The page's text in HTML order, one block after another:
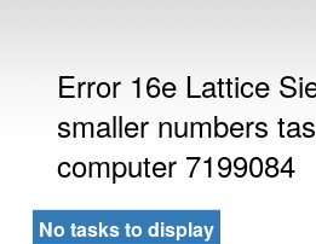
Error 16e Lattice
smaller numbers
computer 7199084
No tasks to display